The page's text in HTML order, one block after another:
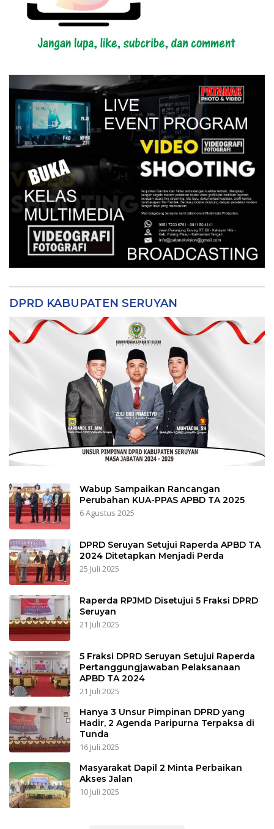
DPRD KABUPATEN SERUYAN
Wabup Sampaikan Rancangan
Perubahan KUA-PPAS APBD TA 2025
6 Agustus 2025
DPRD Seruyan Setujui Raperda APBD TA
2024 Ditetapkan Menjadi Perda
25 Juli 2025
Raperda RPJMD Disetujui 5 Fraksi DPRD
Seruyan
21 Juli 2025
5 Fraksi DPRD Seruyan Setujui Raperda
Pertanggungjawaban Pelaksanaan
APBD TA 2024
21 Juli 2025
Hanya 3 Unsur Pimpinan DPRD yang
Hadir, 2 Agenda Paripurna Terpaksa di
Tunda
16 Juli 2025
Masyarakat Dapil 2 Minta Perbaikan
Akses Jalan
10 Juli 2025